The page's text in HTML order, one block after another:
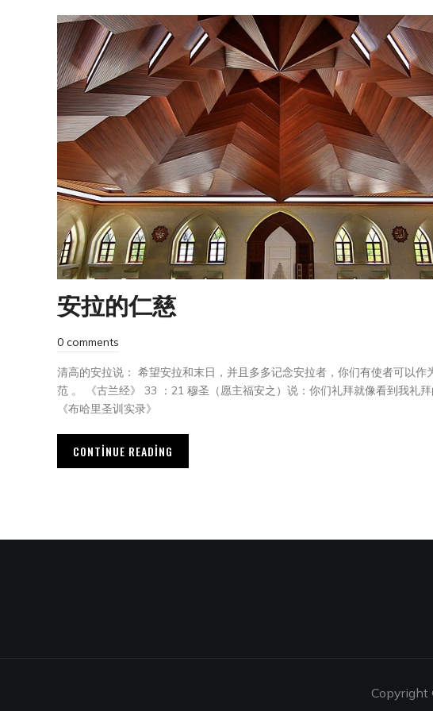
安拉的仁慈
0 comments
清高的安拉说： 希望安拉和末日，并且多多记念安拉者，你们有使者可以作
范 。 《古兰经》 33 ：21 穆圣（愿主福安之）说：你们礼拜就像看到我礼拜
《布哈里圣训实录》
CONTINUE READING
Copyright